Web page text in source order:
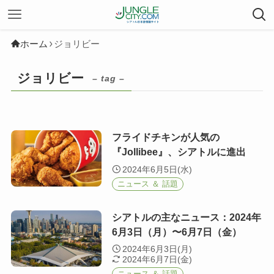
ホーム ジョリビー
ジョリビー – tag –
フライドチキンが人気の
『Jollibee』、シアトルに進出
2024年6月5日(水)
ニュース ＆ 話題
シアトルの主なニュース：2024年
6月3日（月）〜6月7日（金）
2024年6月3日(月)
2024年6月7日(金)